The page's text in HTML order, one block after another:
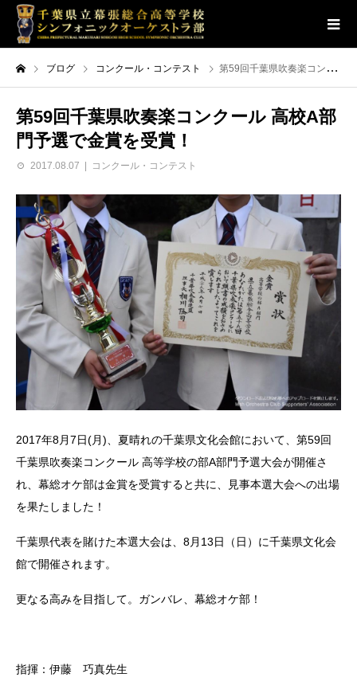
ブログ コンクール・コンテスト 第59回千葉県吹奏楽コンクール 高校A部門予選で金賞を受賞！
第59回千葉県吹奏楽コンクール 高校A部
門予選で金賞を受賞！
2017.08.07 コンクール・コンテスト
2017年8月7日(月)、夏晴れの千葉県文化会館において、第59回
千葉県吹奏楽コンクール 高等学校の部A部門予選大会が開催さ
れ、幕総オケ部は金賞を受賞すると共に、見事本選大会への出場
を果たしました！
千葉県代表を賭けた本選大会は、8月13日（日）に千葉県文化会
館で開催されます。
更なる高みを目指して。ガンバレ、幕総オケ部！
指揮：伊藤 巧真先生